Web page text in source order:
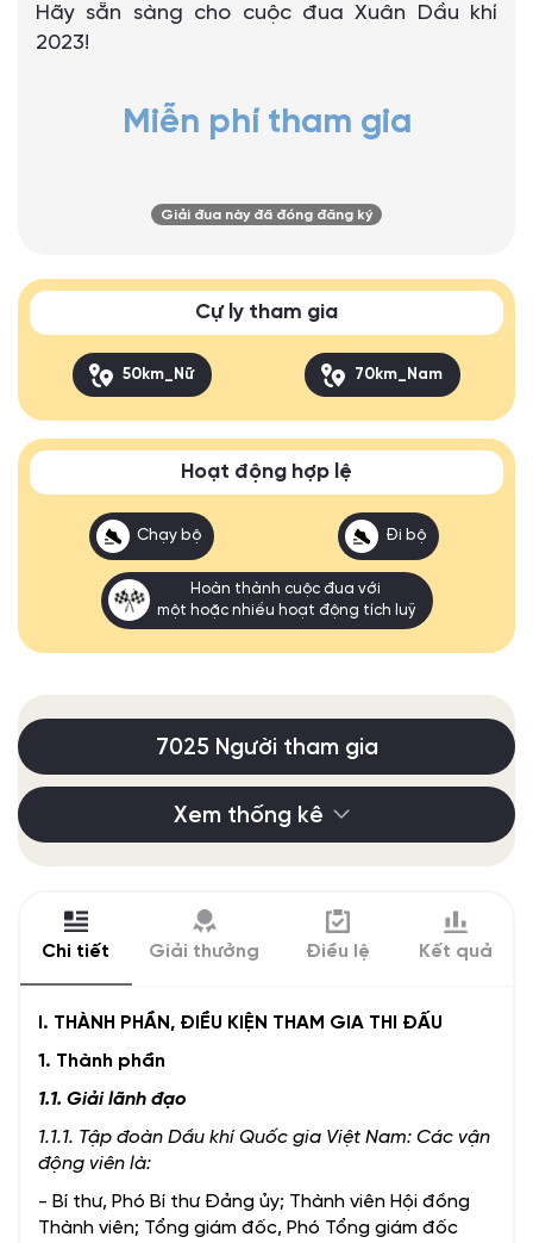
Hãy sẵn sàng cho cuộc đua Xuân Dầu khí
2023!
Miễn phí tham gia
Giải đua này đã đóng đăng ký
Cự ly tham gia
50km_Nữ 70km_Nam
Hoạt động hợp lệ
Chạy bộ Đi bộ
Hoàn thành cuộc đua với
một hoặc nhiều hoạt động tích luỹ
7025 Người tham gia
Xem thống kê
Chi tiết Giải thưởng Điều lệ Kết quả
I. THÀNH PHẦN, ĐIỀU KIỆN THAM GIA THI ĐẤU
1. Thành phần
1.1. Giải lãnh đạo
1.1.1. Tập đoàn Dầu khí Quốc gia Việt Nam: Các vận
động viên là:
- Bí thư, Phó Bí thư Đảng ủy; Thành viên Hội đồng
Thành viên; Tổng giám đốc, Phó Tổng giám đốc